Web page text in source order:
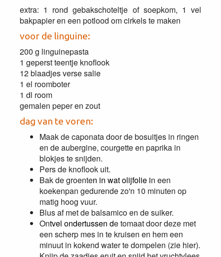
extra: 1 rond gebakschoteltje of soepkom, 1 vel
bakpapier en een potlood om cirkels te maken
voor de linguine:
200 g linguinepasta
1 geperst teentje knoflook
12 blaadjes verse salie
1 el roomboter
1 dl room
gemalen peper en zout
dag van te voren:
Maak de caponata door de bosuitjes in ringen
en de aubergine, courgette en paprika in
blokjes te snijden.
Pers de knoflook uit.
Bak de groenten in wat olijfolie in een
koekenpan gedurende zo'n 10 minuten op
matig hoog vuur.
Blus af met de balsamico en de suiker.
Ontvel ondertussen de tomaat door deze met
een scherp mes in te kruisen en hem een
minuut in kokend water te dompelen (zie hier).